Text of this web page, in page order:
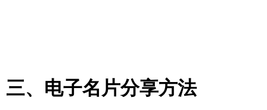
三、电子名片分享方法